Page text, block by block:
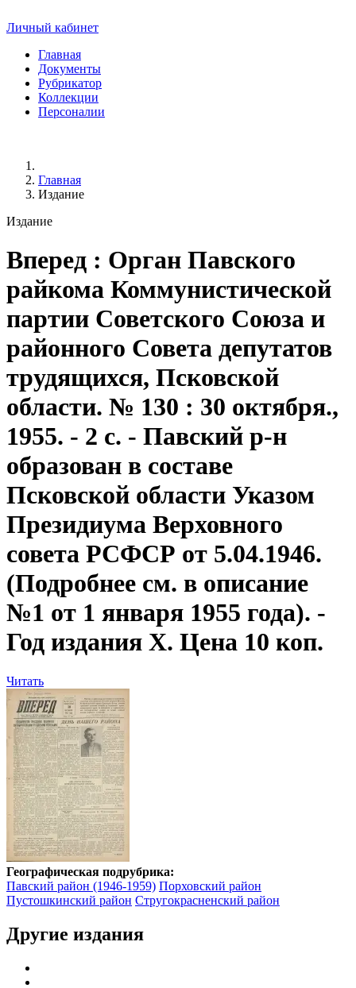
Личный кабинет
Главная
Документы
Рубрикатор
Коллекции
Персоналии
Главная
Издание
Издание
Вперед : Орган Павского
райкома Коммунистической
партии Советского Союза и
районного Совета депутатов
трудящихся, Псковской
области. № 130 : 30 октября.,
1955. - 2 с. - Павский р-н
образован в составе
Псковской области Указом
Президиума Верховного
совета РСФСР от 5.04.1946.
(Подробнее см. в описание
№1 от 1 января 1955 года). -
Год издания X. Цена 10 коп.
Читать
Географическая подрубрика:
Павский район (1946-1959) Порховский район
Пустошкинский район Стругокрасненский район
Другие издания